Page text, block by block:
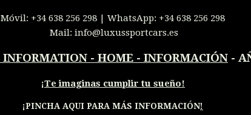
Móvil: +34 638 256 298 | WhatsApp: +34 638 256 298
Mail: info@luxussportcars.es
INFORMATION - HOME - INFORMACIÓN -
¡Te imaginas cumplir tu sueño!
¡PINCHA AQUI PARA MÁS INFORMACIÓN!